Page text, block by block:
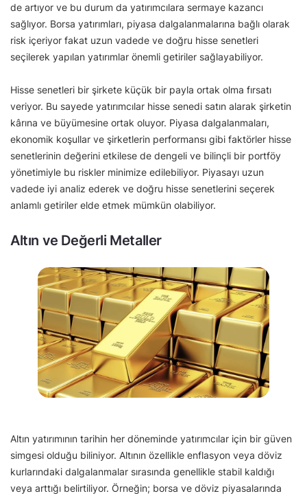
de artıyor ve bu durum da yatırımcılara sermaye kazancı
sağlıyor. Borsa yatırımları, piyasa dalgalanmalarına bağlı olarak
risk içeriyor fakat uzun vadede ve doğru hisse senetleri
seçilerek yapılan yatırımlar önemli getiriler sağlayabiliyor.
Hisse senetleri bir şirkete küçük bir payla ortak olma fırsatı
veriyor. Bu sayede yatırımcılar hisse senedi satın alarak şirketin
kârına ve büyümesine ortak oluyor. Piyasa dalgalanmaları,
ekonomik koşullar ve şirketlerin performansı gibi faktörler hisse
senetlerinin değerini etkilese de dengeli ve bilinçli bir portföy
yönetimiyle bu riskler minimize edilebiliyor. Piyasayı uzun
vadede iyi analiz ederek ve doğru hisse senetlerini seçerek
anlamlı getiriler elde etmek mümkün olabiliyor.
Altın ve Değerli Metaller
Altın yatırımının tarihin her döneminde yatırımcılar için bir güven
simgesi olduğu biliniyor. Altının özellikle enflasyon veya döviz
kurlarındaki dalgalanmalar sırasında genellikle stabil kaldığı
veya arttığı belirtiliyor. Örneğin; borsa ve döviz piyasalarında